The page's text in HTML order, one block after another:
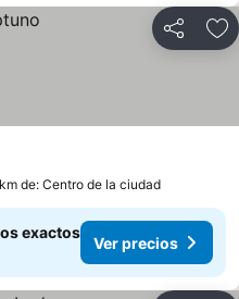
Compartir
de: Centro de la ciudad
exactos
Ver precios